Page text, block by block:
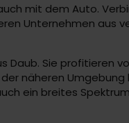
mit dem Auto.
Unternehmen aus
Sie profitieren
näheren
ein breites